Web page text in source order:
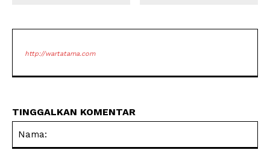
http://wartatama.com
TINGGALKAN KOMENTAR